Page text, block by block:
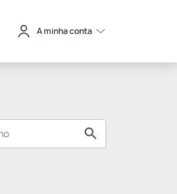
A minha conta